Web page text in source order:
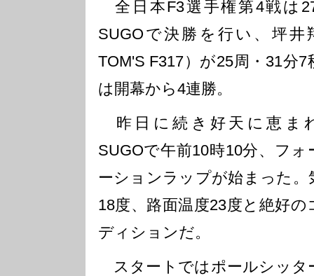
全日本F3選手権第4戦は
SUGOで決勝を行い、坪
TOM'S F317）が25周・31分
は開幕から4連勝。
昨日に続き好天に恵ま
SUGOで午前10時10分、フォ
ーションラップが始まった。
18度、路面温度23度と絶好の
ディションだ。
スタートではポールシッタ